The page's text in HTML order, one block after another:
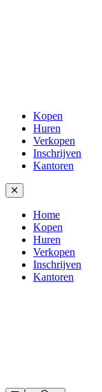
Kopen
Huren
Verkopen
Inschrijven
Kantoren
Home
Kopen
Huren
Verkopen
Inschrijven
Kantoren